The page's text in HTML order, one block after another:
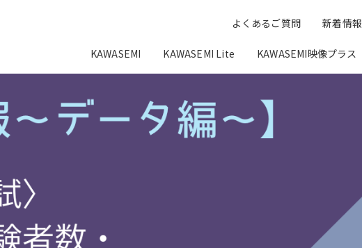
KAWASEMI KAWASEMI Lite KAWASEMI映像プラス
よくあるご質問 新着情報